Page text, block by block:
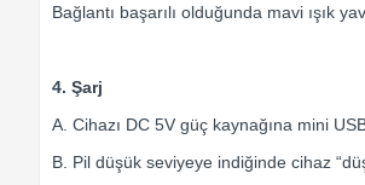
Bağlantı başarılı olduğunda mavi ışık
4. Şarj
A. Cihazı DC 5V güç kaynağına mini
B. Pil düşük seviyeye indiğinde cihaz